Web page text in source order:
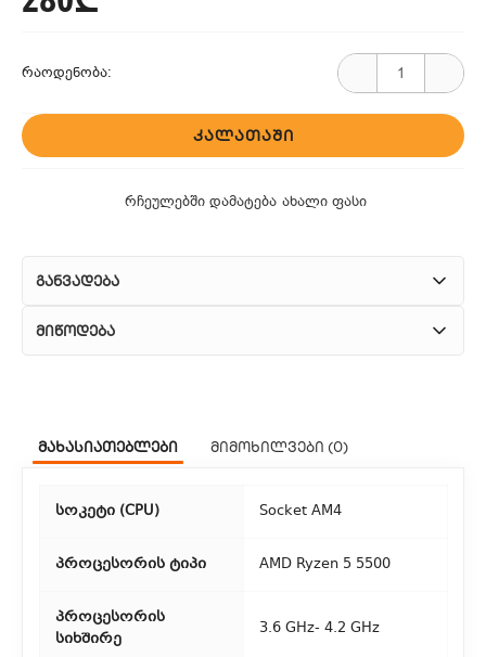
რაოდენობა:
ᲙᲐᲚᲐᲗᲐᲨᲘ
რჩეულებში დამატება ახალი ფასი
განვადება
მიწოდება
თბილისის მასშტაბით.
აიღოთ თქვენი შეკვეთა ჩვენი ფილიალიდან.
3. საფოსტო მიწოდება
რეგიონებიდან შეკვეთებისთვის ხელმისაწვდომია საფოსტო
მახასიათებლები მიმოხილვები (0)
სოკეტი (CPU) Socket AM4
პროცესორის ტიპი AMD Ryzen 5 5500
პროცესორის
სიხშირე
3.6 GHz- 4.2 GHz